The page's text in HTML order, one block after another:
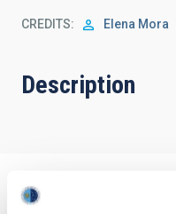
CREDITS Elena Mora
Description